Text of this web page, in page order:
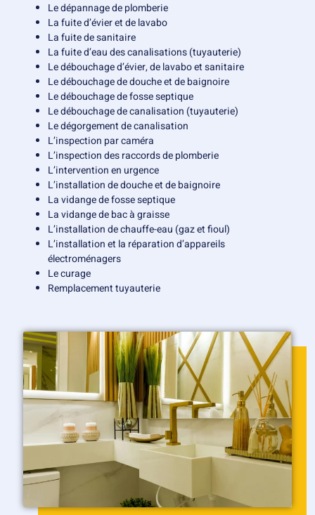
Le dépannage de plomberie
La fuite d’évier et de lavabo
La fuite desanitaire
La fuite d’eau des canalisations (tuyauterie)
Le débouchage d’évier, de lavabo et sanitaire
Le débouchage de douche et de baignoire
Le débouchage de fosse septique
Le débouchage de canalisation (tuyauterie)
Le dégorgement de canalisation
L’inspection par caméra
L’inspection des raccords de plomberie
L’intervention en urgence
L’installation de douche et de baignoire
La vidange de fosse septique
La vidange de bac à graisse
L’installation de chauffe-eau (gaz et fioul)
L’installation et la réparation d’appareils
électroménagers
Le curage
Remplacement tuyauterie